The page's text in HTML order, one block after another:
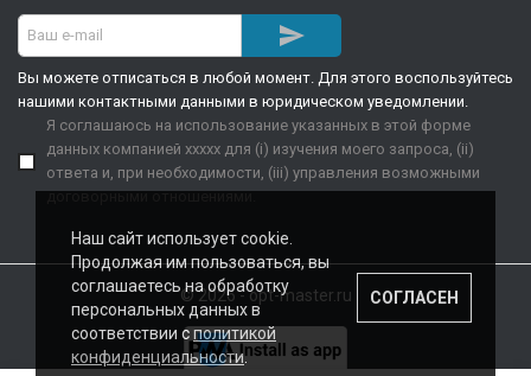

Вы можете отписаться в любой момент. Для этого воспользуйтесь
нашими контактными данными в юридическом уведомлении.
Я соглашаюсь на использование указанных в этой форме
данных компанией xxxxx для (i) изучения моего запроса, (ii)
ответа и, при необходимости, (iii) управления возможными
договорными отношениями.
© 2026 - opt-master.ru
Наш сайт использует cookie.
Продолжая им пользоваться, вы
соглашаетесь на обработку
персональных данных в
соответствии сполитикой
конфиденциальности.
СОГЛАСЕН